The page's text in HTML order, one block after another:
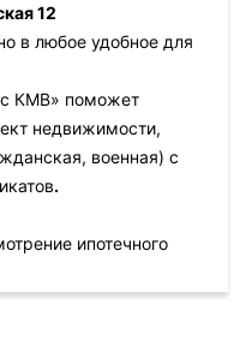
12
в любое удобное для
КМВ» поможет
недвижимости,
военная) с
.
ипотечного